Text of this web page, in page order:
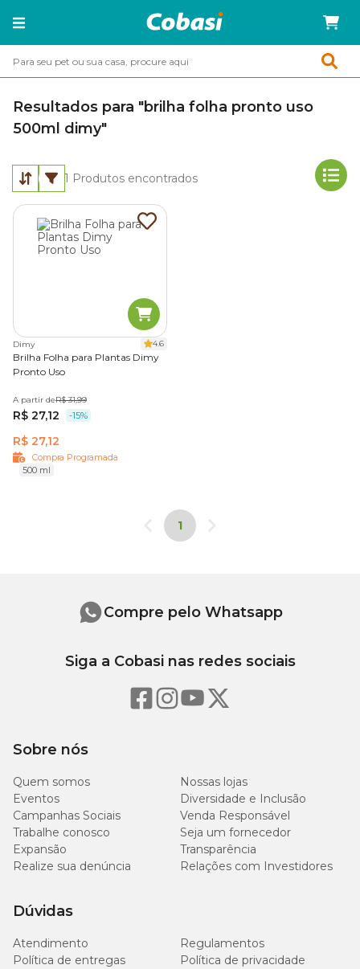
Resultados para "brilha folha pronto uso
500ml dimy"
1 Produtos encontrados
Dimy 4.6
Brilha Folha para Plantas Dimy
Pronto Uso
A partir deR$ 31,99
R$ 27,12 -15%
R$ 27,12
Compra Programada
500 ml
1
Sobre nós
Quem somos
Nossas lojas
Eventos
Diversidade e Inclusão
Campanhas Sociais
Venda Responsável
Trabalhe conosco
Seja um fornecedor
Expansão
Transparência
Realize sua denúncia
Relações com Investidores
Dúvidas
Atendimento
Regulamentos
Política de entregas
Política de privacidade
Compre pelo Whatsapp
Siga a Cobasi nas redes sociais